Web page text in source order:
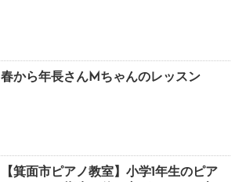
春から年長さんMちゃんのレッスン
【箕面市ピアノ教室】小学1年生のピア